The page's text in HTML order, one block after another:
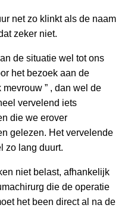
net zo klinkt als de naam
zeker niet.
de situatie wel tot ons
het bezoek aan de
” , dan wel de
vervelend iets
die we erover
gelezen. Het vervelende
zo lang duurt.
niet belast, afhankelijk
die de operatie
het been direct al na de